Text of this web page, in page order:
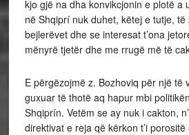
kjo gjë na dha konvikcjonin e plotë a
në Shqiprí nuk duhet, këtej e tutje,
bejlerëvet dhe se interesat t’ona
mënyrë tjetër dhe me rrugë më të
E përgëzojmë z. Bozhoviq për një të
guxuar të thotë aq hapur mbi
Shqiprín. Vetëm se ay nuk i cakton,
direktivat e reja që kërkon t’i